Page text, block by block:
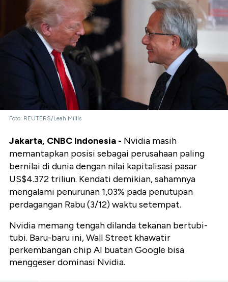
Foto: REUTERS/Leah Millis
Jakarta, CNBC Indonesia - Nvidia masih
memantapkan posisi sebagai perusahaan paling
bernilai di dunia dengan nilai kapitalisasi pasar
US$4.372 triliun. Kendati demikian, sahamnya
mengalami penurunan 1,03% pada penutupan
perdagangan Rabu (3/12) waktu setempat.
Nvidia memang tengah dilanda tekanan bertubi-
tubi. Baru-baru ini, Wall Street khawatir
perkembangan chip AI buatan Google bisa
menggeser dominasi Nvidia.